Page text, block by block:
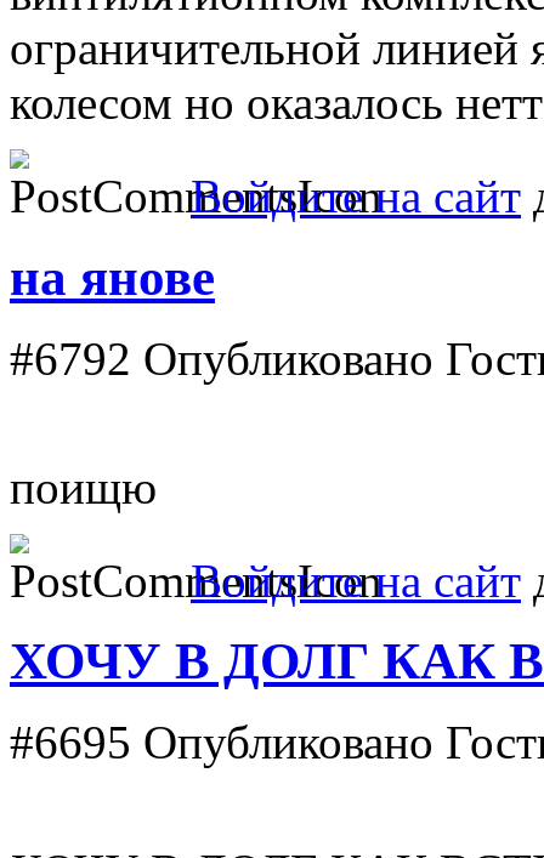
ограничительной линией
колесом но оказалось нетт
Войдите на сайт
на янове
#6792 Опубликовано
поищю
Войдите на сайт
ХОЧУ В ДОЛГ КАК
#6695 Опубликовано